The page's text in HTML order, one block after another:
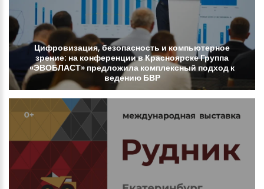
Цифровизация, безопасность и компьютерное
зрение: на конференциивКрасноярскеГруппа
«ЭВОБЛАСТ» предложила комплексный подход к
ведению БВР